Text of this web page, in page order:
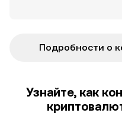
Подробности о
Узнайте, как